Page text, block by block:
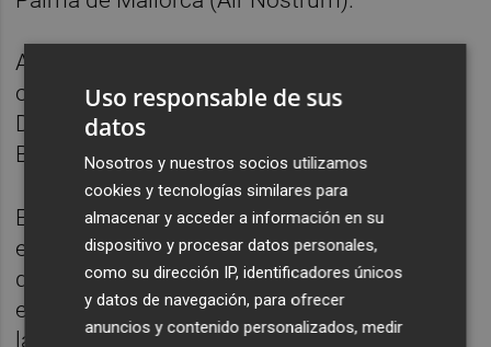
A estas rutas se suman las que ya están
operativas: Budapest, Cracovia, Berlín,
Düsseldorf Weeze, Milán, Londres, Bruselas,
Bucarest, Cluj y Madrid.
El aeropuerto de Castellón ha programado
en este 2026 un total de 16 rutas regulares,
que representan la mayor oferta de vuelos
en la trayectoria de la infraestructura. A lo
largo del año hay previstos 2.400 vuelos
Uso responsable de sus
datos
Nosotros y nuestros socios utilizamos
cookies y tecnologías similares para
almacenar y acceder a información en su
dispositivo y procesar datos personales,
como su dirección IP, identificadores únicos
y datos de navegación, para ofrecer
anuncios y contenido personalizados, medir